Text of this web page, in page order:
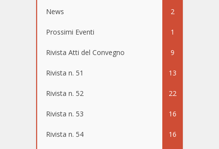
News 2
Prossimi Eventi 1
Rivista Atti del Convegno 9
Rivista n. 51 13
Rivista n. 52 22
Rivista n. 53 16
Rivista n. 54 16